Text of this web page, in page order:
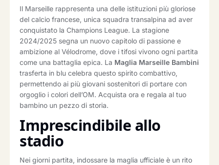
Il Marseille rappresenta una delle istituzioni più gloriose
del calcio francese, unica squadra transalpina ad aver
conquistato la Champions League. La stagione
2024/2025 segna un nuovo capitolo di passione e
ambizione al Vélodrome, dove i tifosi vivono ogni partita
come una battaglia epica. La Maglia Marseille Bambini
trasferta in blu celebra questo spirito combattivo,
permettendo ai più giovani sostenitori di portare con
orgoglio i colori dell’OM. Acquista ora e regala al tuo
bambino un pezzo di storia.
Imprescindibile allo
stadio
Nei giorni partita, indossare la maglia ufficiale è un rito